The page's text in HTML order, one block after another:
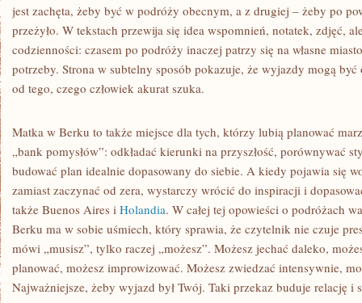
jest zachęta, żeby być w podróży obecnym, a z drugiej – żeby po
przeżyło. W tekstach przewija się idea wspomnień, notatek, zdjęć,
codzienności: czasem po podróży inaczej patrzy się na własne
potrzeby. Strona w subtelny sposób pokazuje, że wyjazdy mogą
od tego, czego człowiek akurat szuka.
Matka w Berku to także miejsce dla tych, którzy lubią planować
„bank pomysłów”: odkładać kierunki na przyszłość, porównywać
budować plan idealnie dopasowany do siebie. A kiedy pojawia się
zamiast zaczynać od zera, wystarczy wrócić do inspiracji i
także Buenos Aires i Holandia. W całej tej opowieści o podróżach
Berku ma w sobie uśmiech, który sprawia, że czytelnik nie czuje
mówi „musisz”, tylko raczej „możesz”. Możesz jechać daleko,
planować, możesz improwizować. Możesz zwiedzać intensywnie,
Najważniejsze, żeby wyjazd był Twój. Taki przekaz buduje relację i